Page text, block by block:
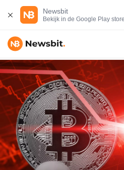
Newsbit
Bekijk in de Google Play store